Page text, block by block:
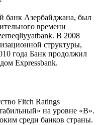
банк Азербайджана, был
времени
В 2008
структуры,
года Банк продолжил
Expressbank.
Fitch Ratings
на уровне «В».
среди банков страны.